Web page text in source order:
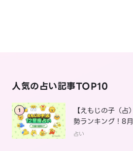
人気の占い記事TOP10
1
【えもじの子（
勢ランキング！8
は？
占い